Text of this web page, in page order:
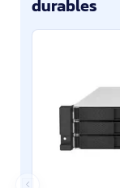
durables